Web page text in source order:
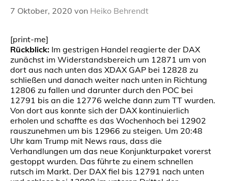
7 Oktober, 2020 von Heiko Behrendt
[print-me]
Rückblick: Im gestrigen Handel reagierte der DAX
zunächst im Widerstandsbereich um 12871 um von
dort aus nach unten das XDAX GAP bei 12828 zu
schließen und danach weiter nach unten in Richtung
12806 zu fallen und darunter durch den POC bei
12791 bis an die 12776 welche dann zum TT wurden.
Von dort aus konnte sich der DAX kontinuierlich
erholen und schaffte es das Wochenhoch bei 12902
rauszunehmen um bis 12966 zu steigen. Um 20:48
Uhr kam Trump mit News raus, dass die
Verhandlungen um das neue Konjunkturpaket vorerst
gestoppt wurden. Das führte zu einem schnellen
rutsch im Markt. Der DAX fiel bis 12791 nach unten